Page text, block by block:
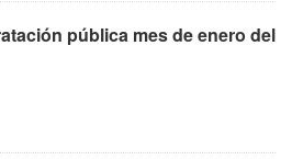
pública mes de enero del